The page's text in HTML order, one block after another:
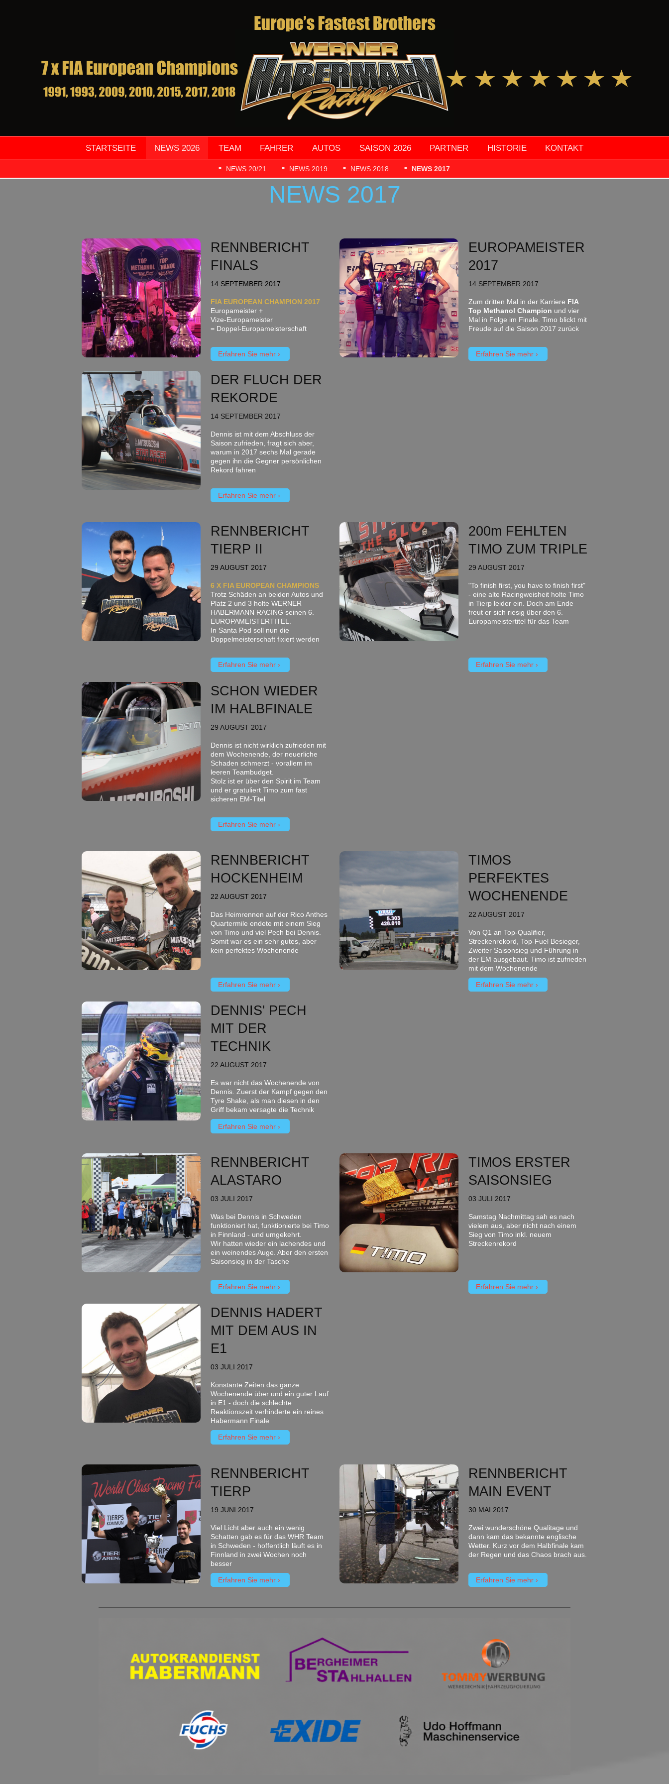
STARTSEITE NEWS 2026 TEAM FAHRER AUTOS SAISON 2026 PARTNER HISTORIE KONTAKT
NEWS 20/21 NEWS 2019 NEWS 2018 NEWS 2017
NEWS 2017
RENNBERICHT
FINALS
14 SEPTEMBER 2017
FIA EUROPEAN CHAMPION 2017
Europameister +
Vize-Europameister
= Doppel-Europameisterschaft
Erfahren Sie mehr
EUROPAMEISTER
2017
14 SEPTEMBER 2017
Zum dritten Mal in der Karriere FIA
Top Methanol Champion und vier
Mal in Folge im Finale. Timo blickt mit
Freude auf die Saison 2017 zurück
Erfahren Sie mehr
DER FLUCH DER
REKORDE
14 SEPTEMBER 2017
Dennis ist mit dem Abschluss der
Saison zufrieden, fragt sich aber,
warum in 2017 sechs Mal gerade
gegen ihn die Gegner persönlichen
Rekord fahren
Erfahren Sie mehr
RENNBERICHT
TIERP II
29 AUGUST 2017
6 X FIA EUROPEAN CHAMPIONS
Trotz Schäden an beiden Autos und
Platz 2 und 3 holte WERNER
HABERMANN RACING seinen 6.
EUROPAMEISTERTITEL.
In Santa Pod soll nun die
Doppelmeisterschaft fixiert werden
Erfahren Sie mehr
200m FEHLTEN
TIMO ZUM TRIPLE
29 AUGUST 2017
"To finish first, you have to finish first"
- eine alte Racingweisheit holte Timo
in Tierp leider ein. Doch am Ende
freut er sich riesig über den 6.
Europameistertitel für das Team
Erfahren Sie mehr
SCHON WIEDER
IM HALBFINALE
29 AUGUST 2017
Dennis ist nicht wirklich zufrieden mit
dem Wochenende, der neuerliche
Schaden schmerzt - vorallem im
leeren Teambudget.
Stolz ist er über den Spirit im Team
und er gratuliert Timo zum fast
sicheren EM-Titel
Erfahren Sie mehr
RENNBERICHT
HOCKENHEIM
22 AUGUST 2017
Das Heimrennen auf der Rico Anthes
Quartermile endete mit einem Sieg
von Timo und viel Pech bei Dennis.
Somit war es ein sehr gutes, aber
kein perfektes Wochenende
Erfahren Sie mehr
TIMOS
PERFEKTES
WOCHENENDE
22 AUGUST 2017
Von Q1 an Top-Qualifier,
Streckenrekord, Top-Fuel Besieger,
Zweiter Saisonsieg und Führung in
der EM ausgebaut. Timo ist zufrieden
mit dem Wochenende
Erfahren Sie mehr
DENNIS' PECH
MIT DER
TECHNIK
22 AUGUST 2017
Es war nicht das Wochenende von
Dennis. Zuerst der Kampf gegen den
Tyre Shake, als man diesen in den
Griff bekam versagte die Technik
Erfahren Sie mehr
RENNBERICHT
ALASTARO
03 JULI 2017
Was bei Dennis in Schweden
funktioniert hat, funktionierte bei Timo
in Finnland - und umgekehrt.
Wir hatten wieder ein lachendes und
ein weinendes Auge. Aber den ersten
Saisonsieg in der Tasche
Erfahren Sie mehr
TIMOS ERSTER
SAISONSIEG
03 JULI 2017
Samstag Nachmittag sah es nach
vielem aus, aber nicht nach einem
Sieg von Timo inkl. neuem
Streckenrekord
Erfahren Sie mehr
DENNIS HADERT
MIT DEM AUS IN
E1
03 JULI 2017
Konstante Zeiten das ganze
Wochenende über und ein guter Lauf
in E1 - doch die schlechte
Reaktionszeit verhinderte ein reines
Habermann Finale
Erfahren Sie mehr
RENNBERICHT
TIERP
19 JUNI 2017
Viel Licht aber auch ein wenig
Schatten gab es für das WHR Team
in Schweden - hoffentlich läuft es in
Finnland in zwei Wochen noch
besser
Erfahren Sie mehr
RENNBERICHT
MAIN EVENT
30 MAI 2017
Zwei wunderschöne Qualitage und
dann kam das bekannte englische
Wetter. Kurz vor dem Halbfinale kam
der Regen und das Chaos brach aus.
Erfahren Sie mehr